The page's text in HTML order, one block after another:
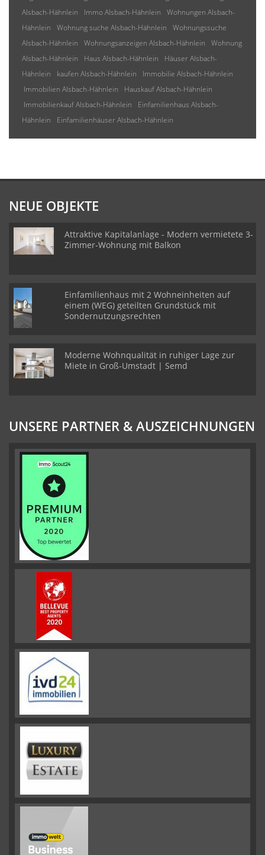
Alsbach-Hähnlein
Immo Alsbach-Hähnlein
Wohnungen Alsbach-
Hähnlein
Wohnung suche Alsbach-Hähnlein
Wohnungssuche
Alsbach-Hähnlein
Wohnungsanzeigen Alsbach-Hähnlein
Wohnung
Alsbach-Hähnlein
Haus Alsbach-Hähnlein
Häuser Alsbach-
Hähnlein
kaufen Alsbach-Hähnlein
Immobilie Alsbach-Hähnlein
Immobilien Alsbach-Hähnlein
Hauskauf Alsbach-Hähnlein
Immobilienkauf Alsbach-Hähnlein
Einfamilienhaus Alsbach-
Hähnlein
Einfamilienhäuser Alsbach-Hähnlein
NEUE OBJEKTE
Attraktive Kapitalanlage - Modern vermietete 3-
Zimmer-Wohnung mit Balkon
Einfamilienhaus mit 2 Wohneinheiten auf
einem (WEG) geteilten Grundstück mit
Sondernutzungsrechten
Moderne Wohnqualität in ruhiger Lage zur
Miete in Groß-Umstadt | Semd
UNSERE PARTNER & AUSZEICHNUNGEN